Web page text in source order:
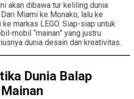
akan dibawa tur keliling dunia
Miami ke Monako, lalu ke
markas LEGO. Siap-siap untuk
mobil “mainan” yang justru
dunia desain dan kreativitas.
Dunia Balap